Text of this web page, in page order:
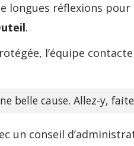
longues réflexions
.
l’équipe
belle cause. Allez-y,
un conseil